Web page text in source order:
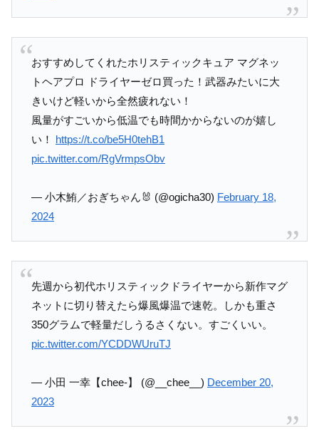
おすすめしてくれたホリスティックキュア マグネッ
トヘアプロ ドライヤーゼロ買った！武器みたいに大
きいけど軽いから全然疲れない！
風量がすごいから低温でも時間かからないのが嬉し
い！ https://t.co/be5H0tehB1
pic.twitter.com/RgVrmpsObv
— 小木鮪／おぎちゃん🐰 (@ogicha30) February 18,
2024
先週から初代ホリスティックドライヤーから新作マグ
ネットに切り替えたら爆風爆温で速乾。しかも重さ
350グラムで軽量だしうるさくない。すごくいい。
pic.twitter.com/YCDDWUruTJ
— 小田 一幸【chee-】 (@__chee__) December 20,
2023